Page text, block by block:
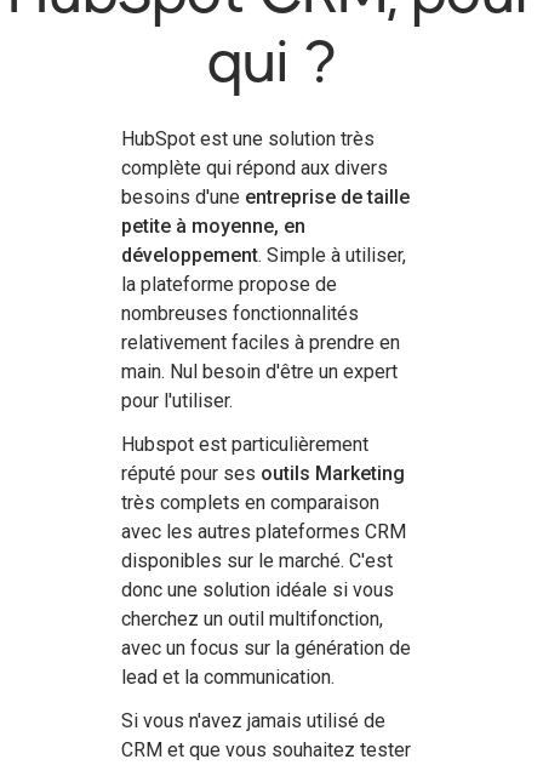
qui ?
HubSpot est une solution très
complète qui répond aux divers
besoins d'une entreprise de taille
petite à moyenne, en
développement. Simple à utiliser,
la plateforme propose de
nombreuses fonctionnalités
relativement faciles à prendre en
main. Nul besoin d'être un expert
pour l'utiliser.
Hubspot est particulièrement
réputé pour ses outils Marketing
très complets en comparaison
avec les autres plateformes CRM
disponibles sur le marché. C'est
donc une solution idéale si vous
cherchez un outil multifonction,
avec un focus sur la génération de
lead et la communication.
Si vous n'avez jamais utilisé de
CRM et que vous souhaitez tester